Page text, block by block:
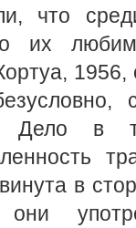
что
их
1956,
Дело в
в